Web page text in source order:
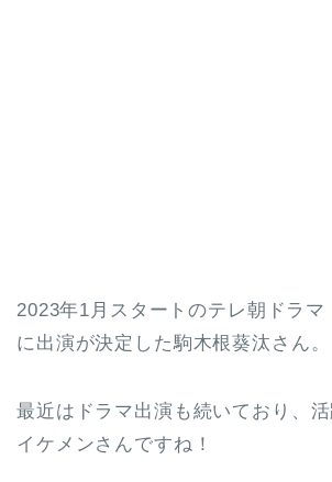
2023年1月スタートのテレ朝ドラマ
に出演が決定した駒木根葵汰さん。
最近はドラマ出演も続いており、
イケメンさんですね！